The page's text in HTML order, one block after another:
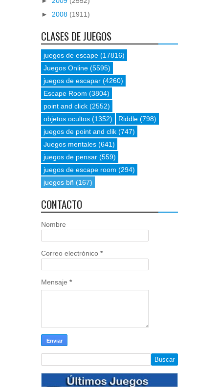
► 2008 (1911)
CLASES DE JUEGOS
juegos de escape (17816)
Juegos Online (5595)
juegos de escapar (4260)
Escape Room (3804)
point and click (2552)
objetos ocultos (1352) Riddle (798)
juegos de point and clik (747)
Juegos mentales (641)
juegos de pensar (559)
juegos de escape room (294)
juegos bñ (167)
CONTACTO
Nombre
Correo electrónico *
Mensaje *